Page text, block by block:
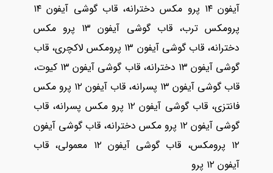
آیفون ۱۴ پرو مکس دخترانه، قاب گوشی آیفون ۱۴
پرومکس ترب، قاب گوشی آیفون ۱۳ پرو مکس
دخترانه، قاب گوشی آیفون ۱۳ پرومکس لاکچری، قاب
گوشی آیفون ۱۳ دخترانه، قاب گوشی آیفون ۱۳ کیوت،
قاب گوشی آیفون ۱۳ پسرانه، قاب آیفون ۱۲ پرو مکس
فانتزی، قاب گوشی آیفون ۱۲ پرو مکس پسرانه، قاب
گوشی آیفون ۱۲ پرو مکس دخترانه، قاب گوشی آیفون
۱۲ پرومکس، قاب گوشی آیفون ۱۲ معمولی، قاب
آیفون ۱۲ پرو